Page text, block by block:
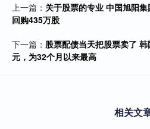
上一篇： 关于股票的专业 中国旭阳
回购435万股
下一篇： 股票配债当天把股票卖了
元，为32个月以来最高
相关文